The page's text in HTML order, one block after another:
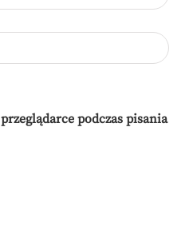
podczas pisania